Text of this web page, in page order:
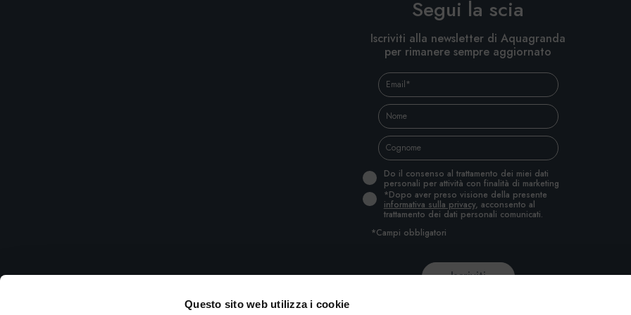
Questo sito web utilizza i cookie
Segui la scia
Iscriviti alla newsletter di Aquagranda
per rimanere sempre aggiornato
Do il consenso al trattamento dei miei dati
personali per attività con finalità di marketing
*Dopo aver preso visione della presente
informativa sulla privacy, acconsento al
trattamento dei dati personali comunicati.
*Campi obbligatori